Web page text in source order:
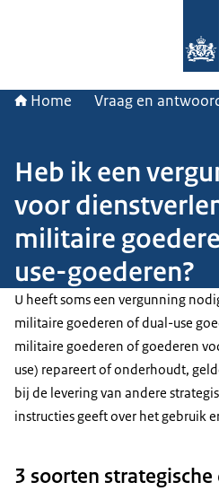
Home Vraag en
Heb ik een
voor
militaire
use-goederen?
U heeft soms een vergunning
militaire goederen of dual-use
militaire goederen of goederen
use) repareert of onderhoudt,
bij de levering van andere
instructies geeft over het gebruik
3 soorten